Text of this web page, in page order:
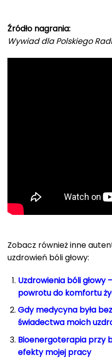
Źródło nagrania:
Wywiad dla Polskiego
Zobacz również inne
uzdrowień bóli głowy:
Uzdrowienia bóli głowy
powrotu do komfortu
Gdy medycyna była
świadectwa moich
Bioenergoterapia przy
efekty mojej pracy